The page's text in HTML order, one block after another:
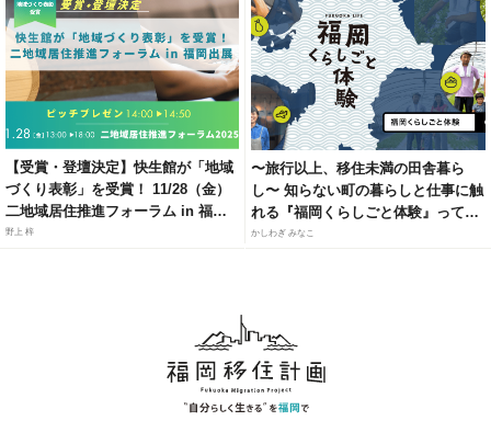
【受賞・登壇決定】快生館が「地域
づくり表彰」を受賞！ 11/28（金）
二地域居住推進フォーラム in 福岡
にて、官民連携モデルによる「居・
野上 梓
〜旅行以上、移住未満の田舎暮ら
し〜 知らない町の暮らしと仕事に触
れる『福岡くらしごと体験』って知
ってる？
かしわぎ みなこ